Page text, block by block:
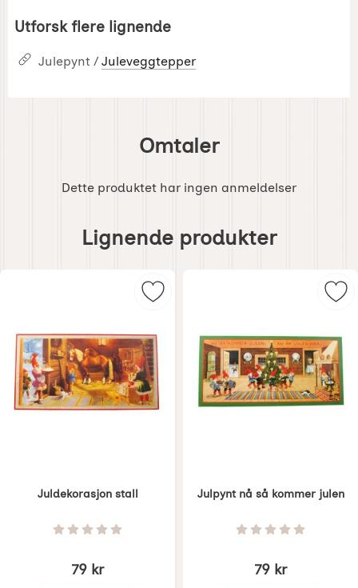
Utforsk flere lignende
Julepynt / Juleveggtepper
Omtaler
Dette produktet har ingen anmeldelser
Lignende produkter
Juldekorasjon stall
Varenummer 1279Vurdering: 0 Stjerne av 5
79 kr
Merk juldekorasjon stall som
Julpynt nå så kommer julen
Varenummer 1280Vurdering: 0
79 kr